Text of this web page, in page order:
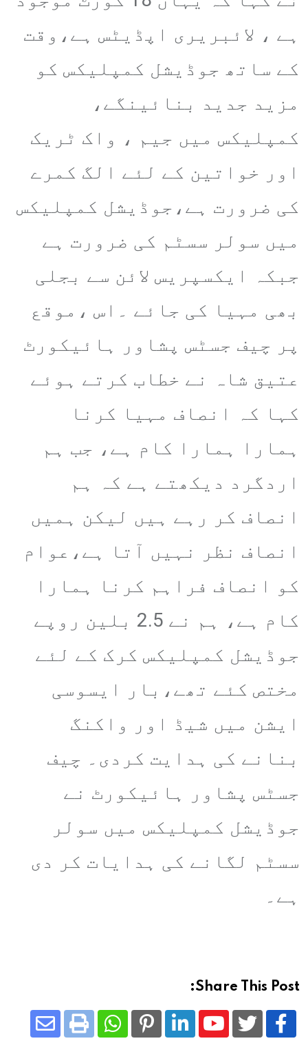
ہے ، لائبریری اپڈیٹس ہے،وقت
کے ساتھ جوڈیشل کمپلیکس کو
مزید جدید بنائینگے،
کمپلیکس میں جیم ، واک ٹریک
اور خواتین کے لئے الگ کمرے
کی ضرورت ہے،جوڈیشل کمپلیکس
میں سولر سسٹم کی ضرورت ہے
جبکہ ایکسپریس لائن سے بجلی
بھی مہیا کی جائے ۔اس ،موقع
پر چیف جسٹس پشاور ہائیکورٹ
عتیق شاہ نے خطاب کرتے ہوئے
کہا کہ انصاف مہیا کرنا
ہمارا ہمارا کام ہے، جب ہم
اردگرد دیکھتے ہے کہ ہم
انصاف کر رہے ہیں لیکن ہمیں
انصاف نظر نہیں آتا ہے،عوام
کو انصاف فراہم کرنا ہمارا
کام ہے، ہم نے 2.5 بلین روپے
جوڈیشل کمپلیکس کرک کے لئے
مختص کئے تھے،بار ایسوسی
ایشن میں شیڈ اور واکنگ
بنانے کی ہدایت کردی۔ چیف
جسٹس پشاور ہائیکورٹ نے
جوڈیشل کمپلیکس میں سولر
سسٹم لگانے کی ہدایات کر دی
ہے۔
Share This Post:
Youtube
LinkedIn
Pinterest
Whatsapp
Print